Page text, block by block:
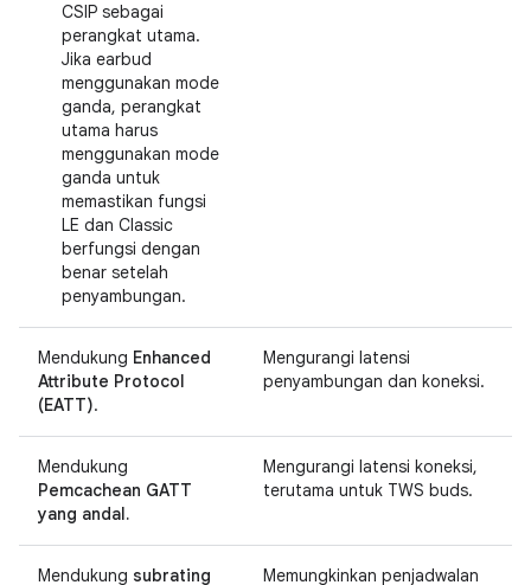
CSIP sebagai
perangkat utama.
Jika earbud
menggunakan mode
ganda, perangkat
utama harus
menggunakan mode
ganda untuk
memastikan fungsi
LE dan Classic
berfungsi dengan
benar setelah
penyambungan.
Mendukung Enhanced
Attribute Protocol
(EATT).
Mengurangi latensi
penyambungan dan koneksi.
Mendukung
Pemcachean GATT
yang andal.
Mengurangi latensi koneksi,
terutama untuk TWS buds.
Mendukung subrating Memungkinkan penjadwalan